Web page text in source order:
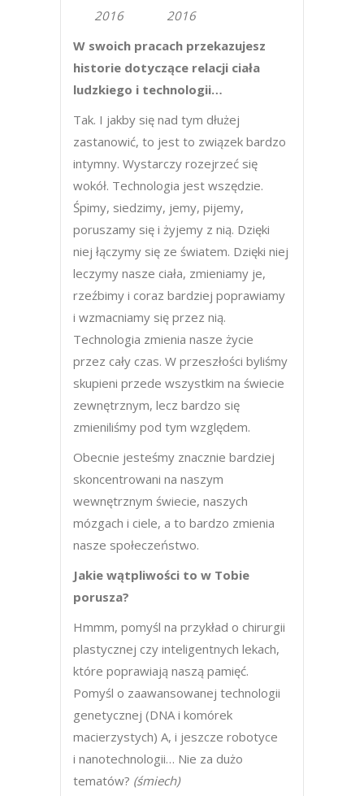
2016
2016
W swoich pracach przekazujesz
historie dotyczące relacji ciała
ludzkiego i technologii…
Tak. I jakby się nad tym dłużej
zastanowić, to jest to związek bardzo
intymny. Wystarczy rozejrzeć się
wokół. Technologia jest wszędzie.
Śpimy, siedzimy, jemy, pijemy,
poruszamy się i żyjemy z nią. Dzięki
niej łączymy się ze światem. Dzięki niej
leczymy nasze ciała, zmieniamy je,
rzeźbimy i coraz bardziej poprawiamy
i wzmacniamy się przez nią.
Technologia zmienia nasze życie
przez cały czas. W przeszłości byliśmy
skupieni przede wszystkim na świecie
zewnętrznym, lecz bardzo się
zmieniliśmy pod tym względem.
Obecnie jesteśmy znacznie bardziej
skoncentrowani na naszym
wewnętrznym świecie, naszych
mózgach i ciele, a to bardzo zmienia
nasze społeczeństwo.
Jakie wątpliwości to w Tobie
porusza?
Hmmm, pomyśl na przykład o chirurgii
plastycznej czy inteligentnych lekach,
które poprawiają naszą pamięć.
Pomyśl o zaawansowanej technologii
genetycznej (DNA i komórek
macierzystych) A, i jeszcze robotyce
i nanotechnologii… Nie za dużo
tematów? (śmiech)